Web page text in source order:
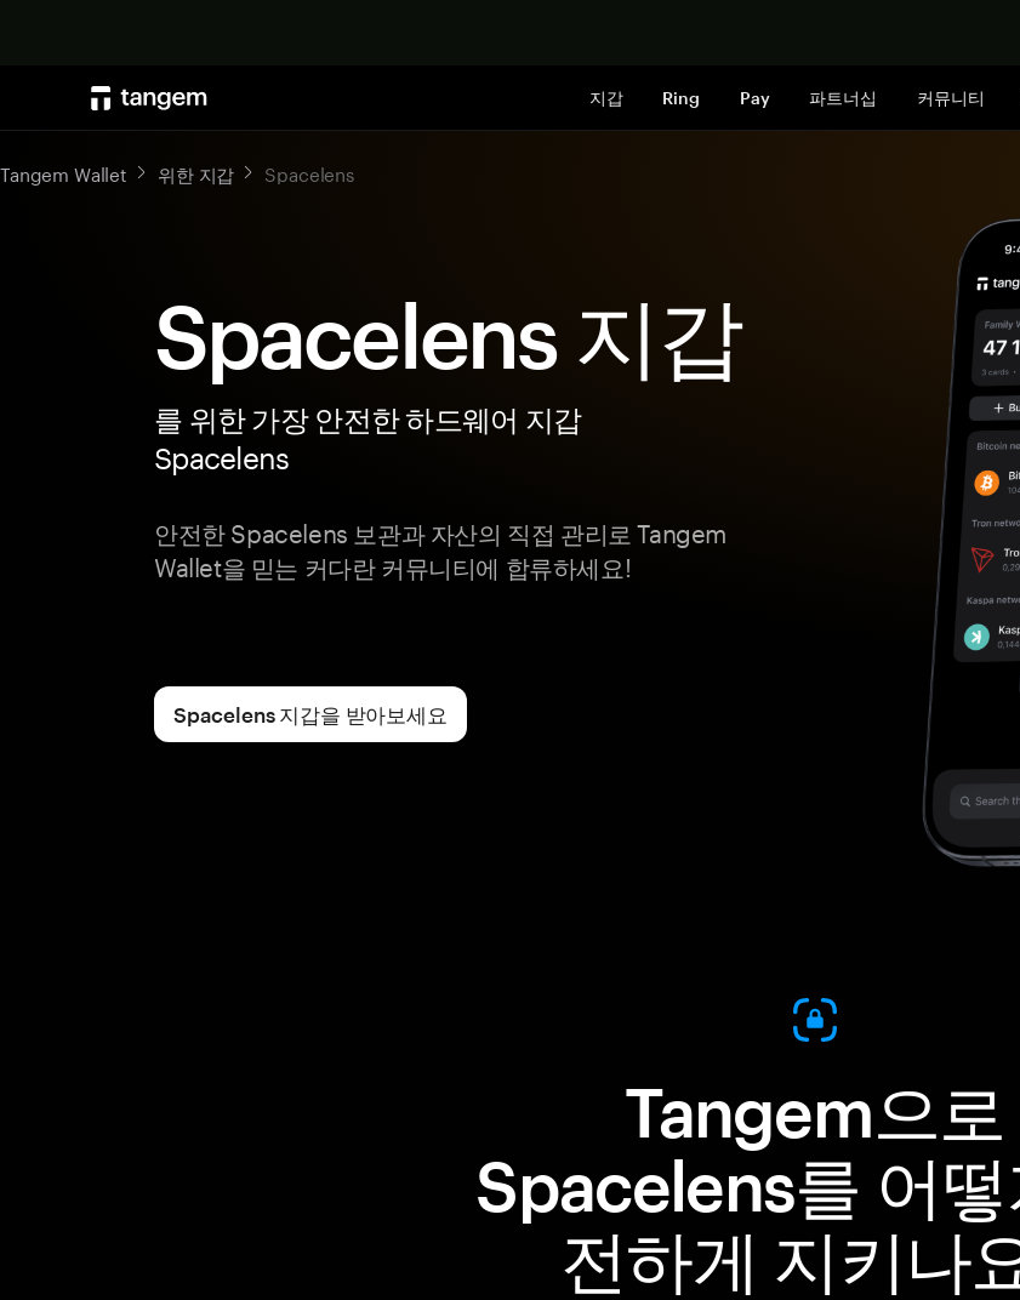
지갑 Ring Pay 파트너십 커뮤니티
Tangem Wallet 위한 지갑 Spacelens
Spacelens 지갑
를 위한 가장 안전한 하드웨어 지갑
Spacelens
안전한 Spacelens 보관과 자산의 직접 관리로 Tangem
Wallet을 믿는 커다란 커뮤니티에 합류하세요!
Spacelens 지갑을 받아보세요
Tangem으로
Spacelens를 어
전하게 지키나